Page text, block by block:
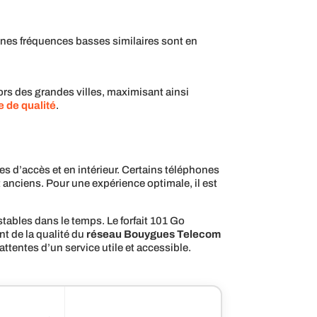
fréquences basses similaires sont en
des grandes villes, maximisant ainsi
de qualité.
d’accès et en intérieur. Certains téléphones
Pour une expérience optimale, il est
dans le temps. Le forfait 101 Go
de la qualité du réseau Bouygues Telecom
d’un service utile et accessible.